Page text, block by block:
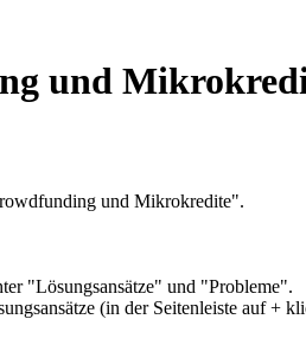
und
und Mikrokredite".
"Lösungsansätze" und "Probleme".
(in der Seitenleiste auf +